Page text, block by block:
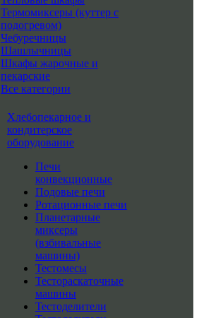
Термомиксеры (куттер с
подогревом)
Чебуречницы
Шашлычницы
Шкафы жарочные и
пекарские
Все категории
Хлебопекарное и
кондитерское
оборудование
Печи
конвекционные
Подовые печи
Ротационные печи
Планетарные
миксеры
(взбивальные
машины)
Тестомесы
Тестораскаточные
машины
Тестоделители